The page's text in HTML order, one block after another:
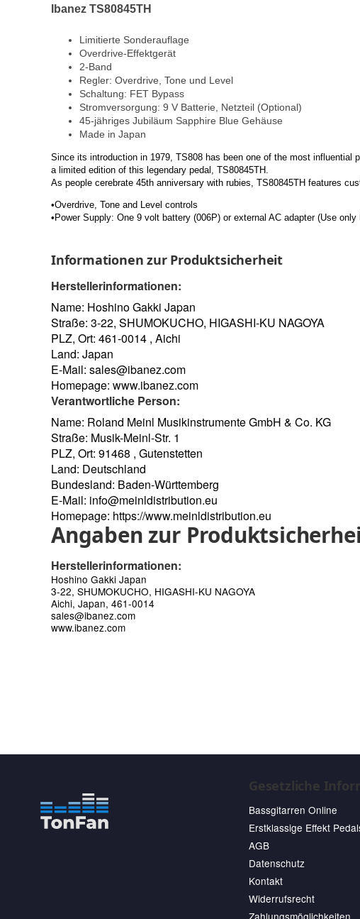
Ibanez TS80845TH
Limitierte Sonderauflage
Overdrive-Effektgerät
2-Band
Regler: Overdrive, Tone und Level
Schaltung: FET Bypass
Stromversorgung: 9 V Batterie, Netzteil (Optional)
45-jähriges Jubiläum Sapphire Blue Gehäuse
Made in Japan
Since its introduction in 1979, TS808 has been one of the most influential
a limited edition of this legendary pedal, TS80845TH.
As people cerebrate 45th anniversary with rubies, TS80845TH features
•Overdrive, Tone and Level controls
•Power Supply: One 9 volt battery (006P) or external AC adapter (Use
Informationen zur Produktsicherheit
Herstellerinformationen:
Name: Hoshino Gakki Japan
Straße: 3-22, SHUMOKUCHO, HIGASHI-KU NAGOYA
PLZ, Ort: 461-0014 , Aichi
Land: Japan
E-Mail: sales@ibanez.com
Homepage: www.ibanez.com
Verantwortliche Person:
Name: Roland Meinl Musikinstrumente GmbH & Co. KG
Straße: Musik-Meinl-Str. 1
PLZ, Ort: 91468 , Gutenstetten
Land: Deutschland
Bundesland: Baden-Württemberg
E-Mail: info@meinldistribution.eu
Homepage: https://www.meinldistribution.eu
Angaben zur
Herstellerinformationen:
Hoshino Gakki Japan
3-22, SHUMOKUCHO, HIGASHI-KU NAGOYA
Aichi, Japan, 461-0014
sales@ibanez.com
www.ibanez.com
Gesetzliche
Bassgitarren Online
Erstklassige Effekt
AGB
Datenschutz
Kontakt
Widerrufsrecht